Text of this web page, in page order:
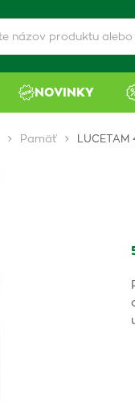
NOVINKY
Pamäť LUCETAM